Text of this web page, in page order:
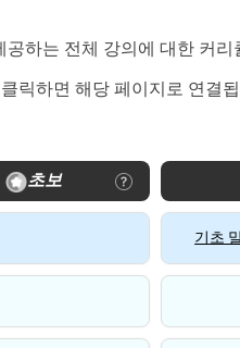
공하는 전체 강의에 대한 커리
릭하면 해당 페이지로 연결
초보
기초